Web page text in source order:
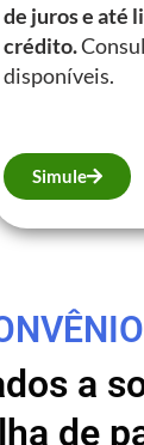
de juros e até
crédito.
disponíveis.
Simule
a
de